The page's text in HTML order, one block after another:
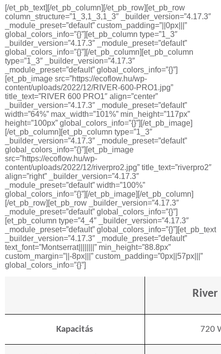
[/et_pb_text][/et_pb_column][/et_pb_row][et_pb_row
column_structure=”1_3,1_3,1_3″ _builder_version=”4.17.3″
_module_preset=”default” custom_padding=”||0px|||”
global_colors_info=”{}”][et_pb_column type=”1_3″
_builder_version=”4.17.3″ _module_preset=”default”
global_colors_info=”{}”][/et_pb_column][et_pb_column
type=”1_3″ _builder_version=”4.17.3″
_module_preset=”default” global_colors_info=”{}”]
[et_pb_image src=”https://ecoflow.hu/wp-
content/uploads/2022/12/RIVER-600-PRO1.jpg”
title_text=”RIVER 600 PRO1″ align=”center”
_builder_version=”4.17.3″ _module_preset=”default”
width=”64%” max_width=”101%” min_height=”117px”
height=”100px” global_colors_info=”{}”][/et_pb_image]
[/et_pb_column][et_pb_column type=”1_3″
_builder_version=”4.17.3″ _module_preset=”default”
global_colors_info=”{}”][et_pb_image
src=”https://ecoflow.hu/wp-
content/uploads/2022/12/riverpro2.jpg” title_text=”riverpro2″
align=”right” _builder_version=”4.17.3″
_module_preset=”default” width=”100%”
global_colors_info=”{}”][/et_pb_image][/et_pb_column]
[/et_pb_row][et_pb_row _builder_version=”4.17.3″
_module_preset=”default” global_colors_info=”{}”]
[et_pb_column type=”4_4″ _builder_version=”4.17.3″
_module_preset=”default” global_colors_info=”{}”][et_pb_text
_builder_version=”4.17.3″ _module_preset=”default”
text_font=”Montserrat||||||||” min_height=”88.8px”
custom_margin=”||-8px|||” custom_padding=”0px||57px|||”
global_colors_info=”{}”]
River
Kapacitás 720